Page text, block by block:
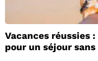
Vacances réussies
pour un séjour